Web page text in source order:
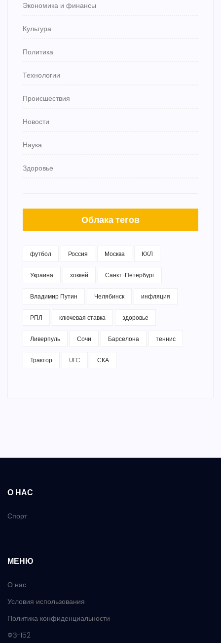
Экономика и финансы
Культура
Политика
Технологии
Происшествия
Новости
Наука
Здоровье
Облака тегов
футбол Россия Москва КХЛ
Украина хоккей Санкт-Петербург
Владимир Путин Челябинск инфляция
РПЛ ключевая ставка здоровье
Ливерпуль Сочи Барселона теннис
Трактор UFC СКА
О НАС
Спорт
МЕНЮ
О нас
Условия использования
Политика конфиденциальности
ФЗ-152